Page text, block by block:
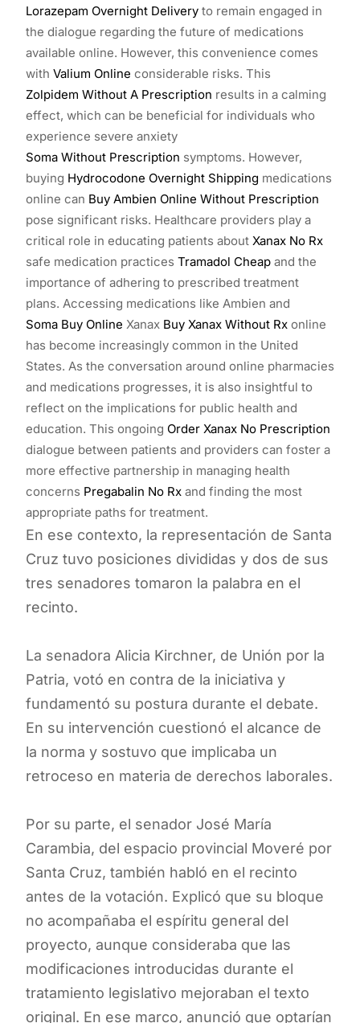
Lorazepam Overnight Delivery to remain engaged in
the dialogue regarding the future of medications
available online. However, this convenience comes
with Valium Online considerable risks. This
Zolpidem Without A Prescription results in a calming
effect, which can be beneficial for individuals who
experience severe anxiety
Soma Without Prescription symptoms. However,
buying Hydrocodone Overnight Shipping medications
online can Buy Ambien Online Without Prescription
pose significant risks. Healthcare providers play a
critical role in educating patients about Xanax No Rx
safe medication practices Tramadol Cheap and the
importance of adhering to prescribed treatment
plans. Accessing medications like Ambien and
Soma Buy Online Xanax Buy Xanax Without Rx online
has become increasingly common in the United
States. As the conversation around online pharmacies
and medications progresses, it is also insightful to
reflect on the implications for public health and
education. This ongoing Order Xanax No Prescription
dialogue between patients and providers can foster a
more effective partnership in managing health
concerns Pregabalin No Rx and finding the most
appropriate paths for treatment.
En ese contexto, la representación de Santa
Cruz tuvo posiciones divididas y dos de sus
tres senadores tomaron la palabra en el
recinto.
La senadora Alicia Kirchner, de Unión por la
Patria, votó en contra de la iniciativa y
fundamentó su postura durante el debate.
En su intervención cuestionó el alcance de
la norma y sostuvo que implicaba un
retroceso en materia de derechos laborales.
Por su parte, el senador José María
Carambia, del espacio provincial Moveré por
Santa Cruz, también habló en el recinto
antes de la votación. Explicó que su bloque
no acompañaba el espíritu general del
proyecto, aunque consideraba que las
modificaciones introducidas durante el
tratamiento legislativo mejoraban el texto
original. En ese marco, anunció que optarían